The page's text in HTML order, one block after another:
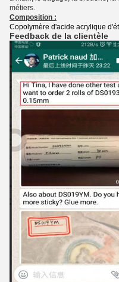
métiers.
Composition :
Copolymère d'acide acrylique
Feedback de la clientèle